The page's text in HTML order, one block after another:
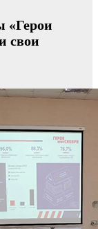
«Герои
свои